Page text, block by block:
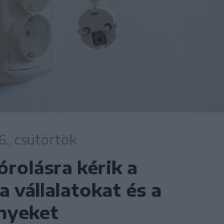
csütörtök
kérik a
vállalatokat és a